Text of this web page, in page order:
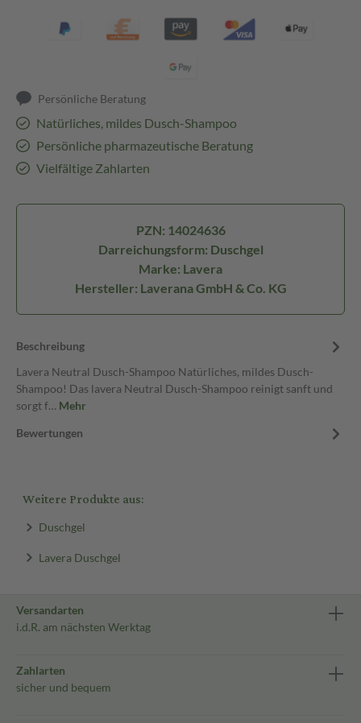
Persönliche Beratung
Natürliches, mildes Dusch-Shampoo
Persönliche pharmazeutische Beratung
Vielfältige Zahlarten
PZN: 14024636
Darreichungsform: Duschgel
Marke: Lavera
Hersteller: Laverana GmbH & Co. KG
Beschreibung
Lavera Neutral Dusch-Shampoo Natürliches, mildes Dusch-
Shampoo! Das lavera Neutral Dusch-Shampoo reinigt sanft und
sorgt f… Mehr
Bewertungen
Weitere Produkte aus:
Duschgel
Lavera Duschgel
Versandarten
i.d.R. am nächsten Werktag
Zahlarten
sicher und bequem